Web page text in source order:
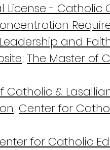
License - Catholic
and
; The Master of
&
; Center for
for Catholic